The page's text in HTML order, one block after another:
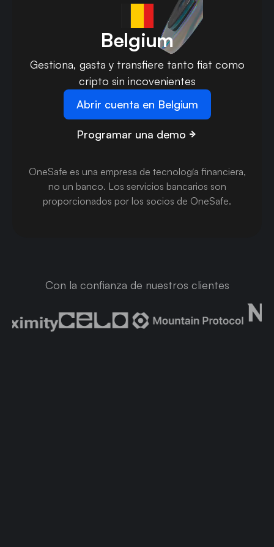
Belgium
Gestiona, gasta y transfiere tanto fiat como
cripto sin incovenientes
Abrir cuenta en Belgium
Programar una demo
OneSafe es una empresa de tecnología financiera,
no un banco. Los servicios bancarios son
proporcionados por los socios de OneSafe.
Con la confianza de nuestros clientes